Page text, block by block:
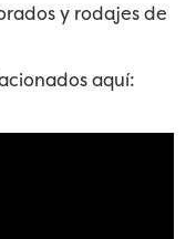
y rodajes de
aquí: